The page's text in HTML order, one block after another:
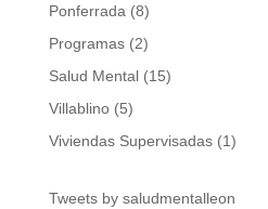
Ponferrada (8)
Programas(2)
Salud Mental(15)
Villablino(5)
Viviendas Supervisadas(1)
Tweets by saludmentalleon